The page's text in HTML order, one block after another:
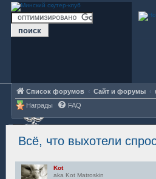
Список форумов Сайт и форумы
Награды
FAQ
Всё, что выхотели
Kot
aka Kot Matroskin